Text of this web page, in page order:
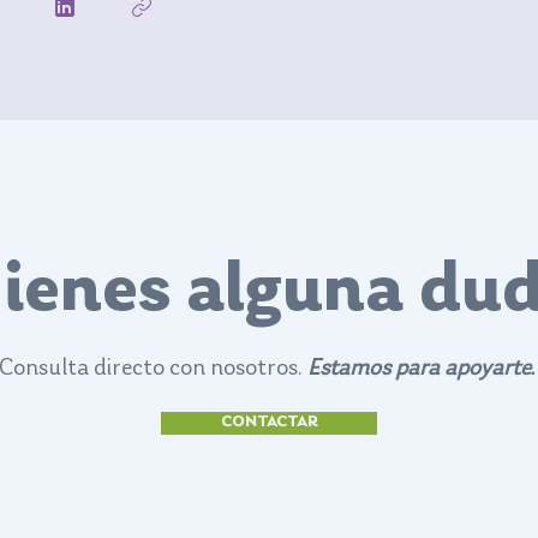
alguna
directo con nosotros. Estamos para apoyarte.
CONTACTAR